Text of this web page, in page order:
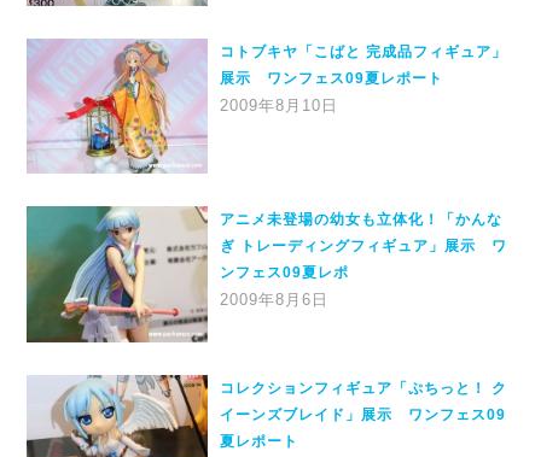
コトブキヤ「こばと 完成品フィギュア」
展示 ワンフェス09夏レポート
2009年8月10日
アニメ未登場の幼女も立体化！「かんな
ぎ トレーディングフィギュア」展示 ワ
ンフェス09夏レポ
2009年8月6日
コレクションフィギュア「ぷちっと！ ク
イーンズブレイド」展示 ワンフェス09
夏レポート